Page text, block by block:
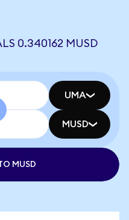
0.340162 MUSD
UMA
MUSD
MUSD